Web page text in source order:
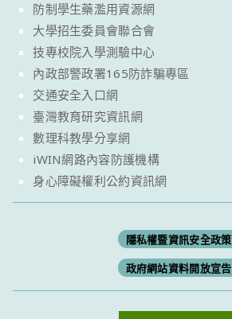
防制學生藥濫用資源網
大學招生委員會聯合會
技專校院入學測驗中心
內政部警政署165防詐騙專區
交通安全入口網
臺灣教育研究資訊網
數理科教學分享網
iWIN網路內容防護機構
身心障礙權利公約資訊網
隱私權暨資訊安全政策
政府網站資料開放宣告